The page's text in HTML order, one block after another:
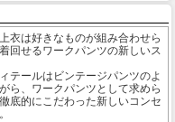
衣は好きなものが組み合わせら
回せるワークパンツの新しいス
テールはビンテージパンツのよ
ら、ワークパンツとして求めら
底的にこだわった新しいコンセ